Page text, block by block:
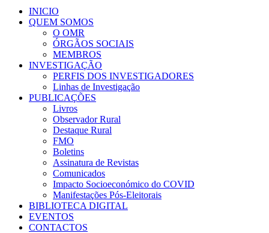
INICIO
QUEM SOMOS
O OMR
ÓRGÃOS SOCIAIS
MEMBROS
INVESTIGAÇÃO
PERFIS DOS INVESTIGADORES
Linhas de Investigação
PUBLICAÇÕES
Livros
Observador Rural
Destaque Rural
FMO
Boletins
Assinatura de Revistas
Comunicados
Impacto Socioeconómico do COVID
Manifestações Pós-Eleitorais
BIBLIOTECA DIGITAL
EVENTOS
CONTACTOS